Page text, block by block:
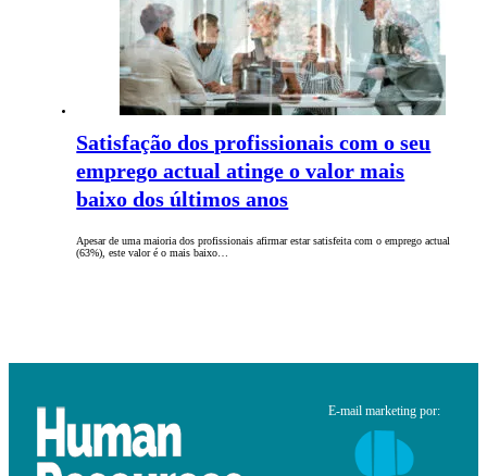
Satisfação dos profissionais com o seu
emprego actual atinge o valor mais
baixo dos últimos anos
Apesar de uma maioria dos profissionais afirmar estar satisfeita com o emprego actual
(63%), este valor é o mais baixo…
E-mail marketing por: